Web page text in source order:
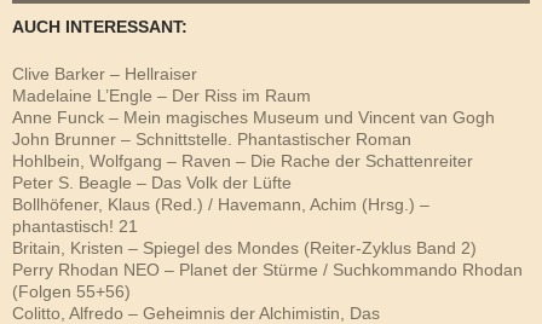
AUCH INTERESSANT:
Clive Barker – Hellraiser
Madelaine L’Engle – Der Riss im Raum
Anne Funck – Mein magisches Museum und Vincent van Gogh
John Brunner – Schnittstelle. Phantastischer Roman
Hohlbein, Wolfgang – Raven – Die Rache der Schattenreiter
Peter S. Beagle – Das Volk der Lüfte
Bollhöfener, Klaus (Red.) / Havemann, Achim (Hrsg.) –
phantastisch! 21
Britain, Kristen – Spiegel des Mondes (Reiter-Zyklus Band 2)
Perry Rhodan NEO – Planet der Stürme / Suchkommando Rhodan
(Folgen 55+56)
Colitto, Alfredo – Geheimnis der Alchimistin, Das